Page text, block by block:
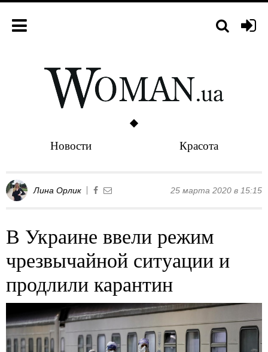
Новости Красота
Лина Орлик 25 марта 2020 в 15:15
В Украине ввели режим
чрезвычайной ситуации и
продлили карантин